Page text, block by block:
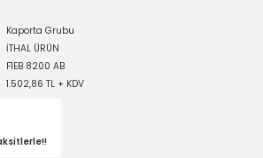
Kaporta Grubu
İTHAL ÜRÜN
F1EB 8200 AB
1.502,86 TL + KDV